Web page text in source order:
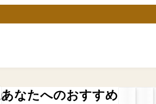
あなたへのおすすめ